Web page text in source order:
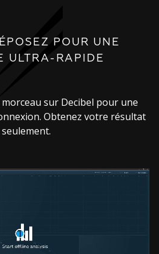
POUR UNE
ULTRA-RAPIDE
sur Decibel pour une
Obtenez votre résultat